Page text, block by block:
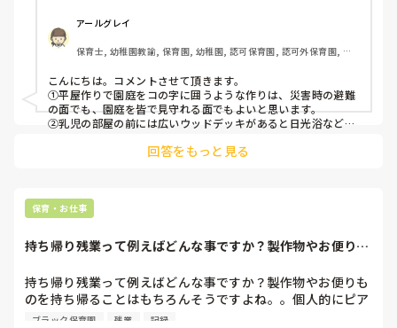
と等を教えてください。
他にもご意見があれば、たくさんいただきたいです！
よろしくお願いいたします！
アールグレイ
保育士, 幼稚園教諭, 保育園, 幼稚園, 認可保育園, 認可外保育園, 病
こんにちは。コメントさせて頂きます。
①平屋作りで園庭をコの字に囲うような作りは、災害時の避難
の面でも、園庭を皆で見守れる面でもよいと思います。
②乳児の部屋の前には広いウッドデッキがあると日光浴なども
③部屋の間を壁ではなくパーテーションにすれば、いざという
⑤保育中具合の悪くなった園児をお迎えまで静かに寝かせてお
ける部屋が保育室と別にあると、感染症対策の面でもよいと思
とも考えて、いくつか挙げさせて頂きました。
子ども達のための素敵な園が出来ますように。
回答をもっと見る
保育・お仕事
持ち帰り残業って例えばどんな事ですか？製作物やお便りも
持ち帰り残業って例えばどんな事ですか？製作物やお便りも
のを持ち帰ることはもちろんそうですよね。。個人的にピア
ノの練習も園でやりたいし、発表会や参観の流れを考えるこ
ブラック保育園 残業 記録